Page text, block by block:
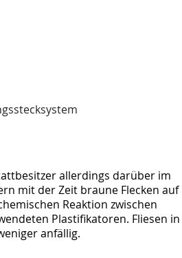
allerdings darüber im
mit der Zeit braune Flecken auf
Reaktion zwischen
Plastifikatoren. Fliesen in
anfällig.